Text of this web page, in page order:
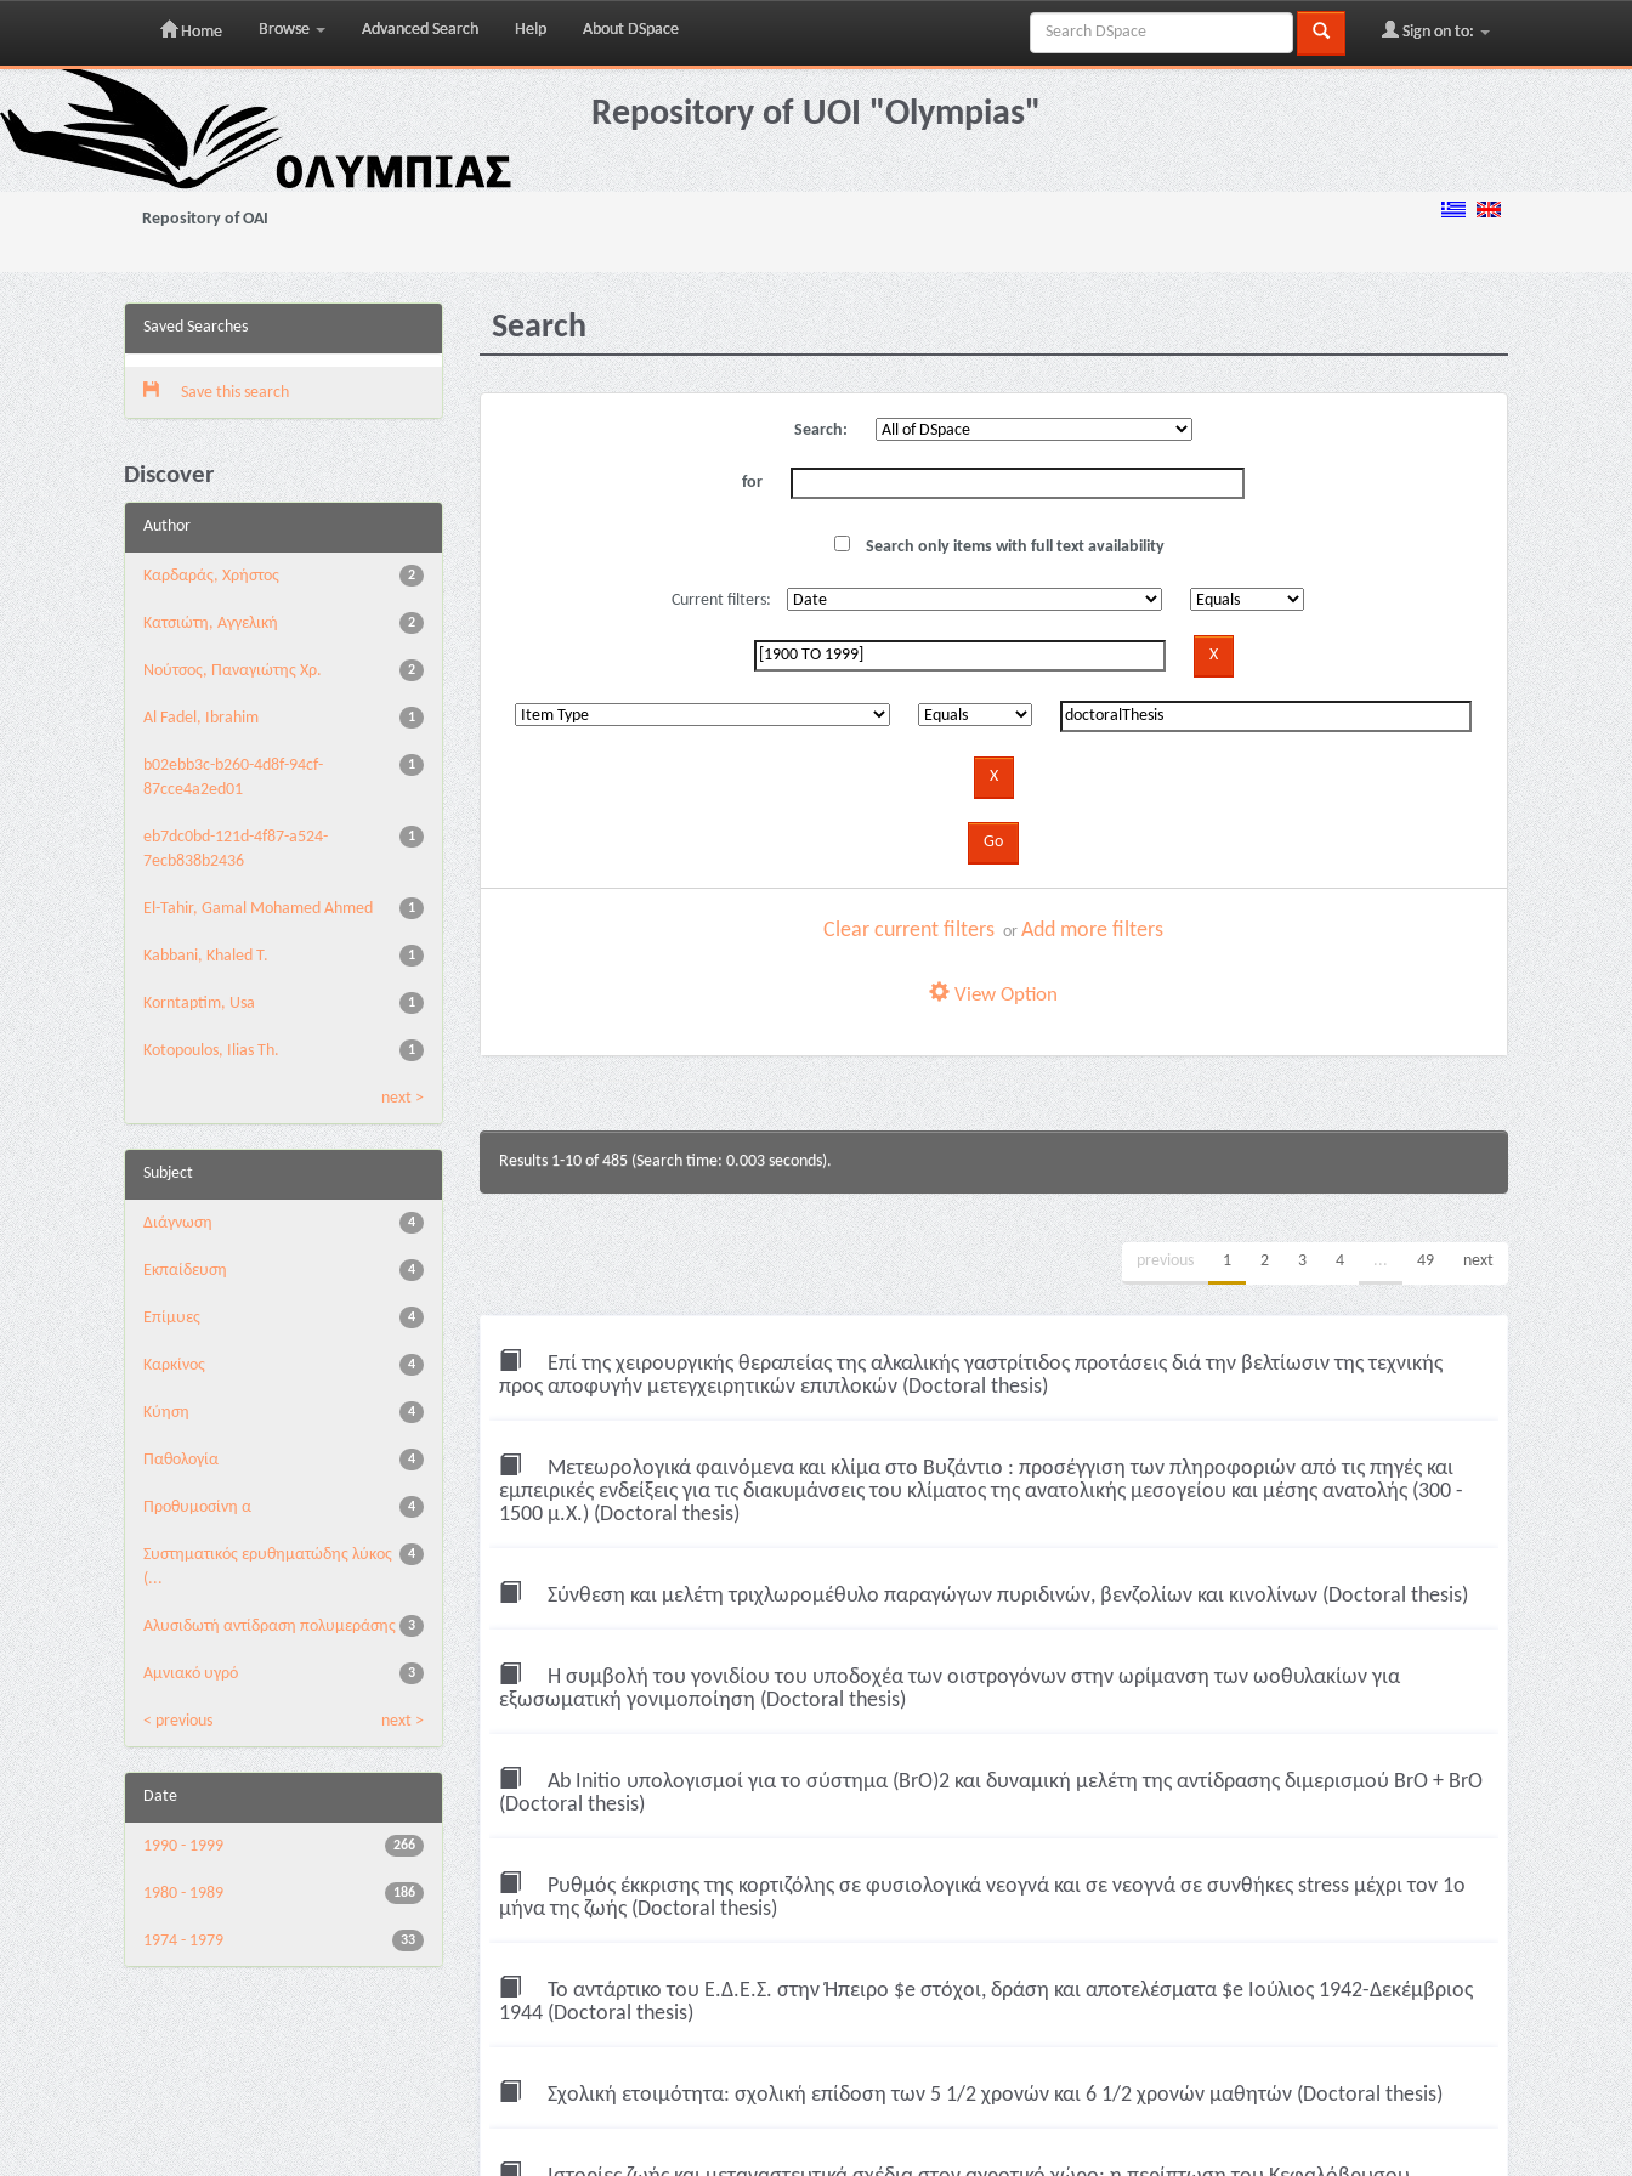
Skip
navigation
Home Browse Advanced Search Help About DSpace Sign on to:
Repository of UOI "Olympias"
Repository of OAI
Saved Searches
Save this search
Discover
Author
2
Καρδαράς, Χρήστος
2
Κατσιώτη, Αγγελική
2
Νούτσος, Παναγιώτης Χρ.
1
Al Fadel, Ibrahim
1
b02ebb3c-b260-4d8f-94cf-
87cce4a2ed01
1
eb7dc0bd-121d-4f87-a524-
7ecb838b2436
1
El-Tahir, Gamal Mohamed Ahmed
1
Kabbani, Khaled T.
1
Korntaptim, Usa
1
Kotopoulos, Ilias Th.
next >
Subject
4
Διάγνωση
4
Εκπαίδευση
4
Επίμυες
4
Καρκίνος
4
Κύηση
4
Παθολογία
4
Προθυμοσίνη α
4
Συστηματικός ερυθηματώδης λύκος
(...
3
Αλυσιδωτή αντίδραση πολυμεράσης
3
Αμνιακό υγρό
< previous next >
Date
266
1990 - 1999
186
1980 - 1989
33
1974 - 1979
Search
Search:
for
Search only items with full text availability
Current filters:
Clear current filters orAdd more filters
View Option
Results 1-10 of 485 (Search time: 0.003 seconds).
previous 1 2 3 4 ... 49 next
Επί της χειρουργικής θεραπείας της αλκαλικής γαστρίτιδος προτάσεις διά την βελτίωσιν της τεχνικής
προς αποφυγήν μετεγχειρητικών επιπλοκών (Doctoral thesis)
Μετεωρολογικά φαινόμενα και κλίμα στο Βυζάντιο : προσέγγιση των πληροφοριών από τις πηγές και
εμπειρικές ενδείξεις για τις διακυμάνσεις του κλίματος της ανατολικής μεσογείου και μέσης ανατολής (300 -
1500 μ.Χ.) (Doctoral thesis)
Σύνθεση και μελέτη τριχλωρομέθυλο παραγώγων πυριδινών, βενζολίων και κινολίνων (Doctoral thesis)
Η συμβολή του γονιδίου του υποδοχέα των οιστρογόνων στην ωρίμανση των ωοθυλακίων για
εξωσωματική γονιμοποίηση (Doctoral thesis)
Ab Initio υπολογισμοί για το σύστημα (BrO)2 και δυναμική μελέτη της αντίδρασης διμερισμού BrO + BrO
(Doctoral thesis)
Ρυθμός έκκρισης της κορτιζόλης σε φυσιολογικά νεογνά και σε νεογνά σε συνθήκες stress μέχρι τον 1ο
μήνα της ζωής (Doctoral thesis)
Το αντάρτικο του Ε.Δ.Ε.Σ. στην Ήπειρο $e στόχοι, δράση και αποτελέσματα $e Ιούλιος 1942-Δεκέμβριος
1944 (Doctoral thesis)
Σχολική ετοιμότητα: σχολική επίδοση των 5 1/2 χρονών και 6 1/2 χρονών μαθητών (Doctoral thesis)